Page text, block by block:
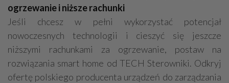
ogrzewanie i niższe rachunki
Jeśli chcesz w pełni wykorzystać potencjał
nowoczesnych technologii i cieszyć się jeszcze
niższymi rachunkami za ogrzewanie, postaw na
rozwiązania smart home od TECH Sterowniki. Odkryj
ofertę polskiego producenta urządzeń do zarządzania